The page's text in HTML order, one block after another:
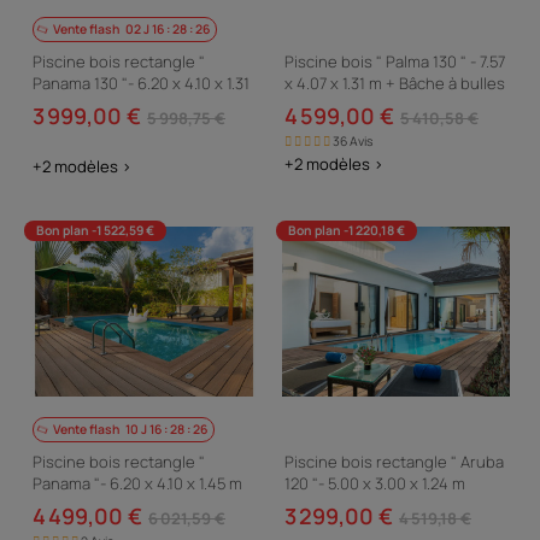
Vente flash 02J16 :28 :24
Piscine bois rectangle "
Panama 130 "- 6.20 x 4.10 x 1.31
m
3 999,00 € 5 998,75 €
+2 modèles >
Piscine bois " Palma 130 " - 7.57
x 4.07 x 1.31 m + Bâche à bulles
180 µ + Bâche hiver 280 gr/m²
4 599,00 € 5 410,58 €
36 Avis
+2 modèles >
Bon plan -1 522,59 €
Vente flash 10 J16 :28 :24
Piscine bois rectangle "
Panama "- 6.20 x 4.10 x 1.45 m
4 499,00 € 6 021,59 €
Bon plan -1 220,18 €
Piscine bois rectangle " Aruba
120 "- 5.00 x 3.00 x 1.24 m
3 299,00 € 4 519,18 €